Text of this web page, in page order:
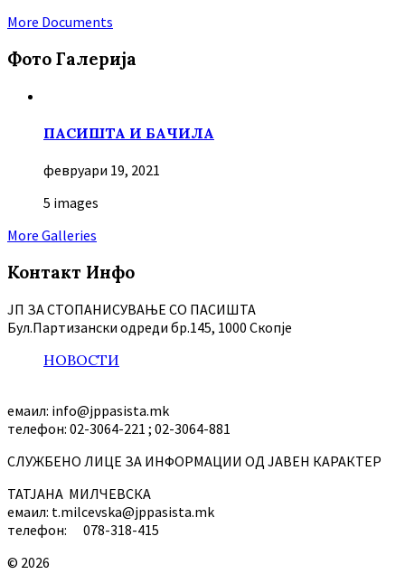
More Documents
Фото Галерија
ПАСИШТА И БАЧИЛА
февруари 19, 2021
5 images
More Galleries
Контакт Инфо
ЈП ЗА СТОПАНИСУВАЊЕ СО ПАСИШТА
Бул.Партизански oдреди бр.145, 1000 Скопје
НОВОСТИ
емаил: info@jppasista.mk
телефон: 02-3064-221 ; 02-3064-881
СЛУЖБЕНО ЛИЦЕ ЗА ИНФОРМАЦИИ ОД ЈАВЕН КАРАКТЕР
ТАТЈАНА МИЛЧЕВСКА
емаил: t.milcevska@jppasista.mk
телефон: 078-318-415
© 2026